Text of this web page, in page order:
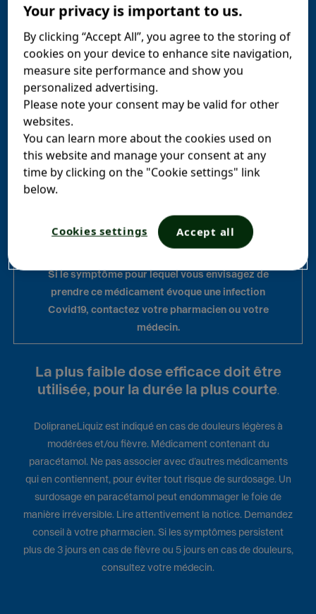
Format pratique et facile à
transporter.
DolipraneLiquiz est un antalgique (calme la
douleur) et un antipyrétique (fait baisser la
fièvre). Ce médicament contient du
paracétamol.
Si le symptôme pour lequel vous envisagez de
prendre ce médicament évoque une infection
Covid19, contactez votre pharmacien ou votre
médecin.
La plus faible dose efficace doit être
utilisée, pour la durée la plus courte.
DolipraneLiquiz est indiqué en cas de douleurs légères à
modérées et/ou fièvre. Médicament contenant du
paracétamol. Ne pas associer avec d’autres médicaments
qui en contiennent, pour éviter tout risque de surdosage. Un
surdosage en paracétamol peut endommager le foie de
manière irréversible. Lire attentivement la notice. Demandez
conseil à votre pharmacien. Si les symptômes persistent
plus de 3 jours en cas de fièvre ou 5 jours en cas de douleurs,
consultez votre médecin.
Your privacy is important to us.
By clicking “Accept All”, you agree to the storing of
cookies on your device to enhance site navigation,
measure site performance and show you
personalized advertising.
Please note your consent may be valid for other
websites.
You can learn more about the cookies used on
this website and manage your consent at any
time by clicking on the "Cookie settings" link
below.
Cookies settings Accept all